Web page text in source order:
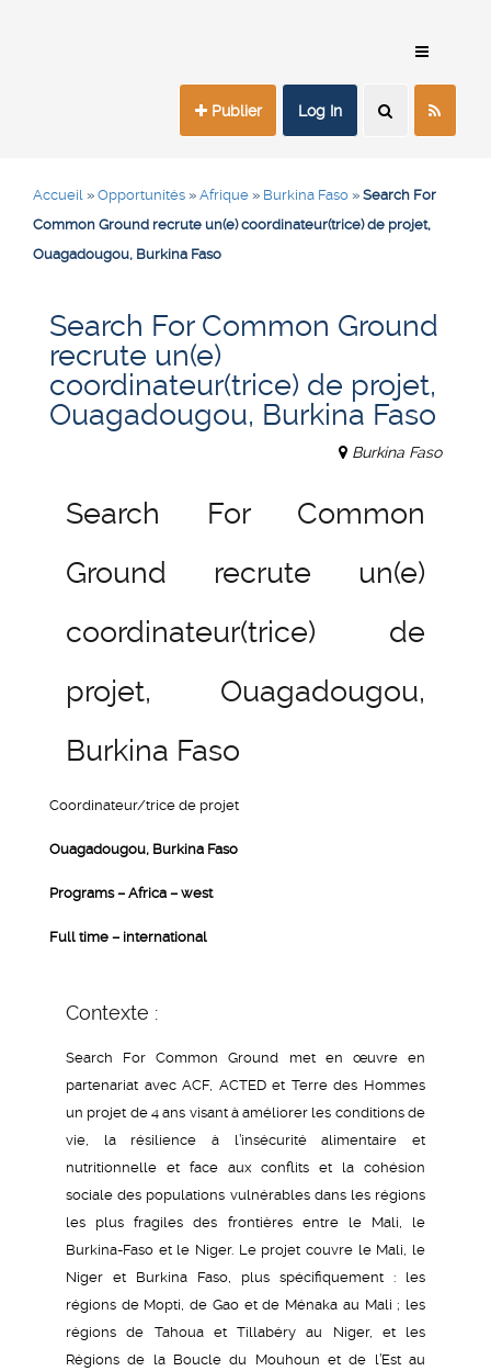
Publier Log In
Accueil » Opportunités » Afrique » Burkina Faso » Search For
Common Ground recrute un(e) coordinateur(trice) de projet,
Ouagadougou, Burkina Faso
Search For Common Ground
recrute un(e)
coordinateur(trice) de projet,
Ouagadougou, Burkina Faso
Burkina Faso
Search For Common
Ground recrute un(e)
coordinateur(trice) de
projet, Ouagadougou,
Burkina Faso
Coordinateur/trice de projet
Ouagadougou, Burkina Faso
Programs – Africa – west
Full time – international
Contexte :
Search For Common Ground met en œuvre en
partenariat avec ACF, ACTED et Terre des Hommes
un projet de 4 ans visant à améliorer les conditions de
vie, la résilience à l’insécurité alimentaire et
nutritionnelle et face aux conflits et la cohésion
sociale des populations vulnérables dans les régions
les plus fragiles des frontières entre le Mali, le
Burkina-Faso et le Niger. Le projet couvre le Mali, le
Niger et Burkina Faso, plus spécifiquement : les
régions de Mopti, de Gao et de Ménaka au Mali ; les
régions de Tahoua et Tillabéry au Niger, et les
Régions de la Boucle du Mouhoun et de l’Est au